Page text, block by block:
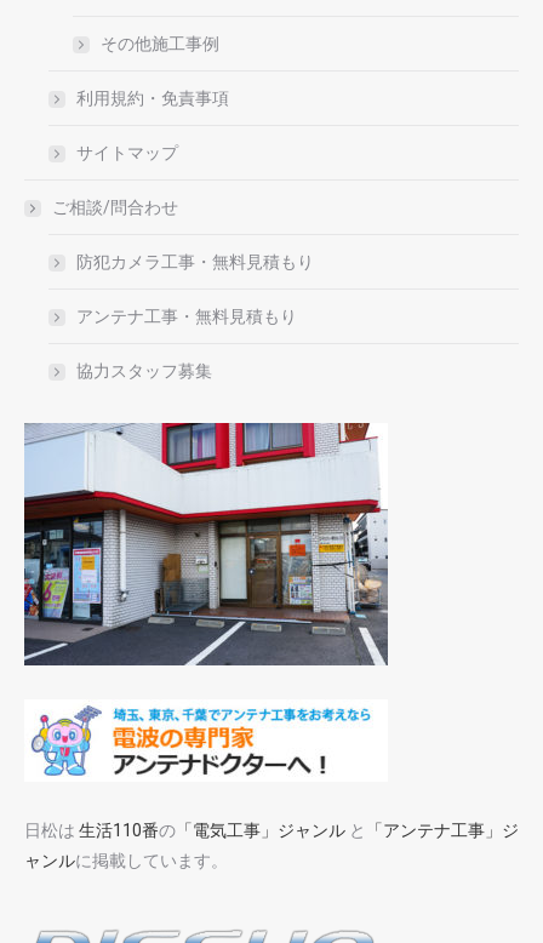
その他施工事例
利用規約・免責事項
サイトマップ
ご相談/問合わせ
防犯カメラ工事・無料見積もり
アンテナ工事・無料見積もり
協力スタッフ募集
日松は 生活110番の 「電気工事」ジャンル と
「アンテナ工事」ジ
ャンルに掲載しています。